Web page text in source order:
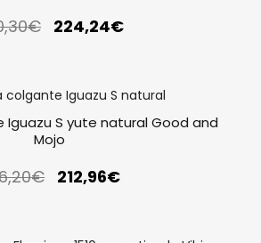
€ 224,24€
S yute natural Good and
Mojo
€ 212,96€